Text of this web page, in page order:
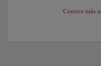
Conoce más